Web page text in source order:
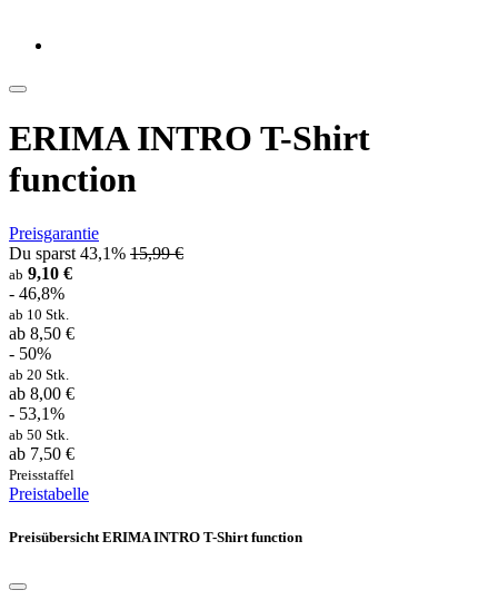
ERIMA INTRO T-Shirt
function
Preisgarantie
Du sparst 43,1% 15,99 €
ab 9,10 €
- 46,8%
ab 10 Stk.
ab 8,50 €
- 50%
ab 20 Stk.
ab 8,00 €
- 53,1%
ab 50 Stk.
ab 7,50 €
Preisstaffel
Preistabelle
Preisübersicht ERIMA INTRO T-Shirt function